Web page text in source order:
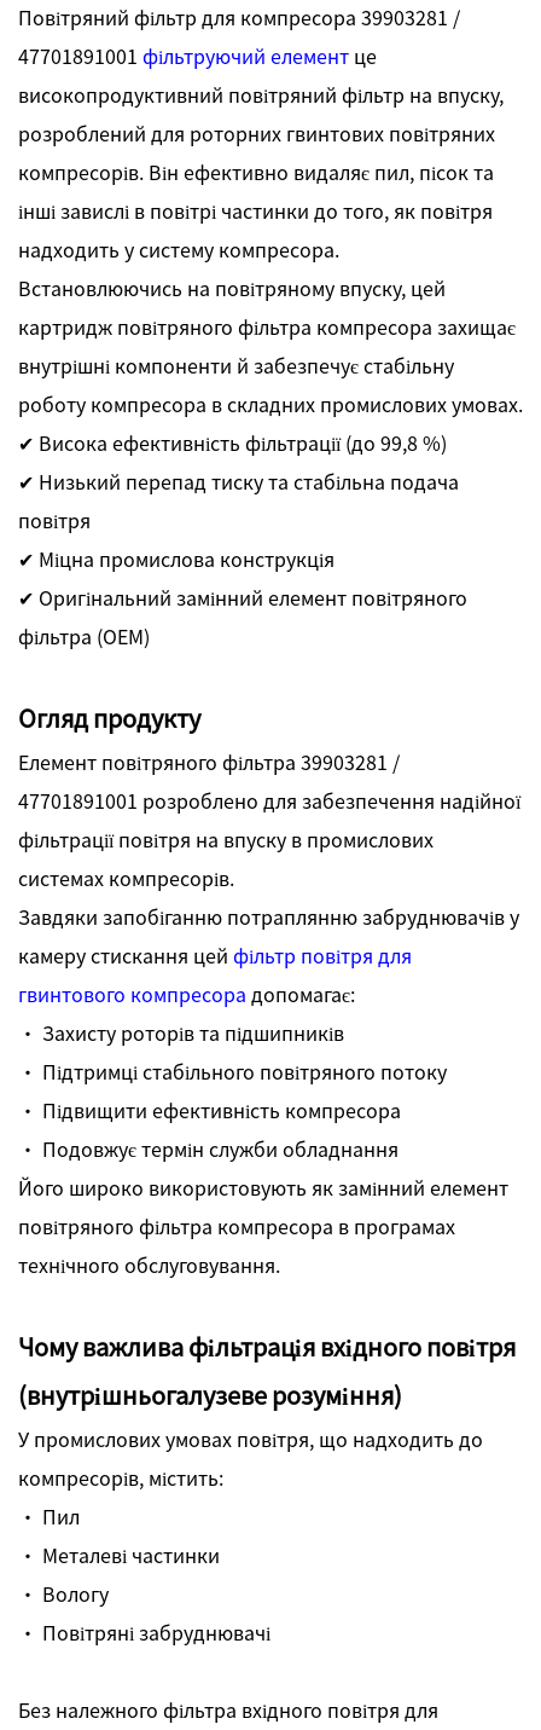
Повітряний фільтр для компресора 39903281 /
47701891001 фільтруючий елемент це
високопродуктивний повітряний фільтр на впуску,
розроблений для роторних гвинтових повітряних
компресорів. Він ефективно видаляє пил, пісок та
інші завислі в повітрі частинки до того, як повітря
надходить у систему компресора.
Встановлюючись на повітряному впуску, цей
картридж повітряного фільтра компресора захищає
внутрішні компоненти й забезпечує стабільну
роботу компресора в складних промислових умовах.
✔ Висока ефективність фільтрації (до 99,8 %)
✔ Низький перепад тиску та стабільна подача
повітря
✔ Міцна промислова конструкція
✔ Оригінальний замінний елемент повітряного
фільтра (OEM)
Огляд продукту
Елемент повітряного фільтра 39903281 /
47701891001 розроблено для забезпечення надійної
фільтрації повітря на впуску в промислових
системах компресорів.
Завдяки запобіганню потраплянню забруднювачів у
камеру стискання цей фільтр повітря для
гвинтового компресора допомагає:
· Захисту роторів та підшипників
· Підтримці стабільного повітряного потоку
· Підвищити ефективність компресора
· Подовжує термін служби обладнання
Його широко використовують як замінний елемент
повітряного фільтра компресора в програмах
технічного обслуговування.
Чому важлива фільтрація вхідного повітря
(внутрішньогалузеве розуміння)
У промислових умовах повітря, що надходить до
компресорів, містить:
· Пил
· Металеві частинки
· Вологу
· Повітряні забруднювачі
Без належного фільтра вхідного повітря для